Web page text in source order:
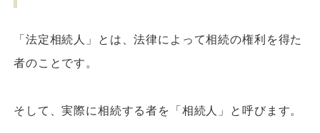
「法定相続人」とは、法律によって相続の権利を得た
者のことです。
そして、実際に相続する者を「相続人」と呼びます。